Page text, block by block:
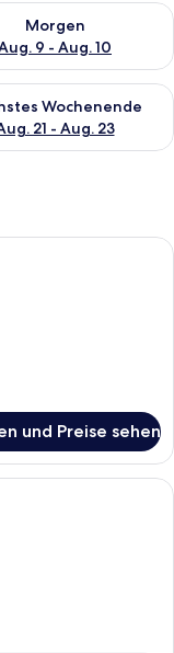
Aug. 8 - Aug. 9.
Morgen
9 - Aug. 10
die Verfügbarkeit
Aug. 14
Wochenende
21 - Aug. 23
die Verfügbarkeit
mit Bett,
und Preise sehen
mit zwei Betten,